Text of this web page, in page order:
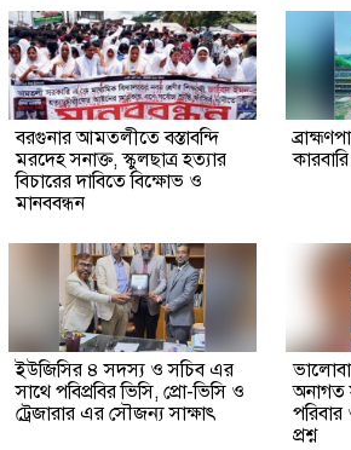
বরগুনার আমতলীতে বস্তাবন্দি
মরদেহ সনাক্ত, স্কুলছাত্র হত্যার
বিচারের দাবিতে বিক্ষোভ ও
মানববন্ধন
কারবারি
ইউজিসির ৪ সদস্য ও সচিব এর
সাথে পবিপ্রবির ভিসি, প্রো-ভিসি ও
ট্রেজারার এর সৌজন্য সাক্ষাৎ
অনাগত
পরিবার
প্রশ্ন